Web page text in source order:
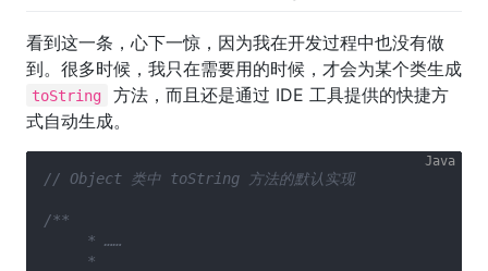
看到这一条，心下一惊，因为我在开发过程中也没有做
到。很多时候，我只在需要用的时候，才会为某个类生成
toString
方法，而且还是通过 IDE 工具提供的快捷方
式自动生成。
// Object 类中 toString 方法的默认实现
/**
     * ……
     *